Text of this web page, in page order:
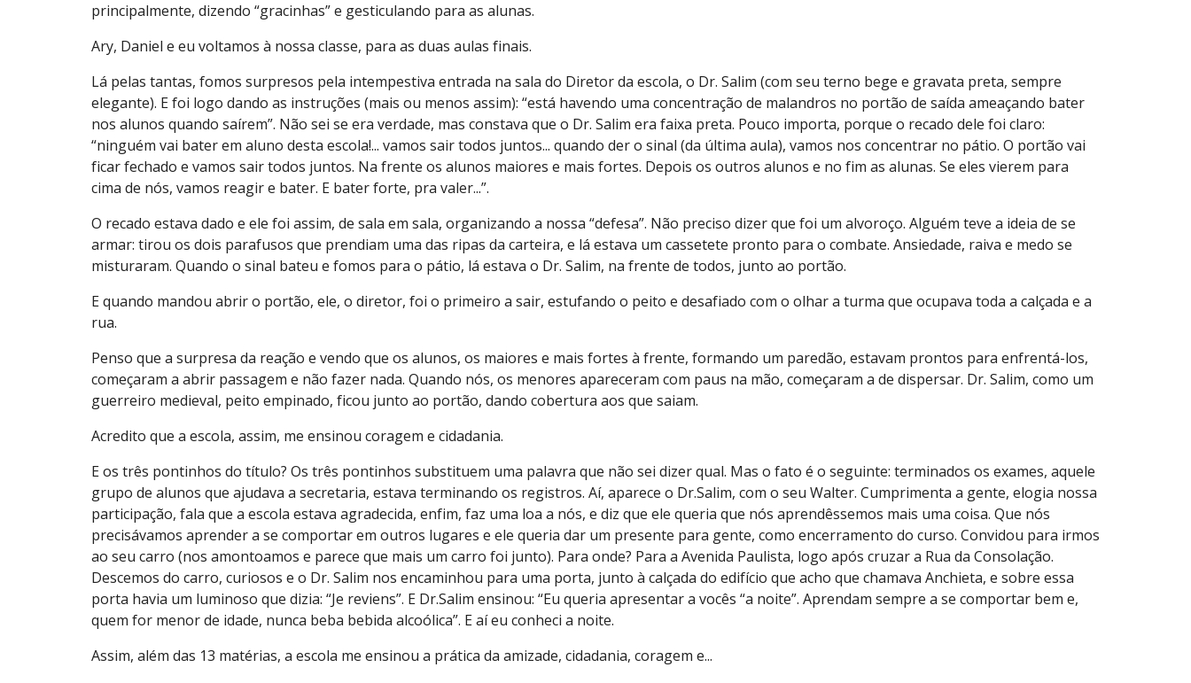
principalmente, dizendo “gracinhas” e gesticulando para as alunas.
Ary, Daniel e eu voltamos à nossa classe, para as duas aulas finais.
Lá pelas tantas, fomos surpresos pela intempestiva entrada na sala do Diretor da escola, o Dr. Salim (com seu terno bege e gravata preta, sempre
elegante). E foi logo dando as instruções (mais ou menos assim): “está havendo uma concentração de malandros no portão de saída ameaçando bater
nos alunos quando saírem”. Não sei se era verdade, mas constava que o Dr. Salim era faixa preta. Pouco importa, porque o recado dele foi claro:
“ninguém vai bater em aluno desta escola!... vamos sair todos juntos... quando der o sinal (da última aula), vamos nos concentrar no pátio. O portão vai
ficar fechado e vamos sair todos juntos. Na frente os alunos maiores e mais fortes. Depois os outros alunos e no fim as alunas. Se eles vierem para
cima de nós, vamos reagir e bater. E bater forte, pra valer...”.
O recado estava dado e ele foi assim, de sala em sala, organizando a nossa “defesa”. Não preciso dizer que foi um alvoroço. Alguém teve a ideia de se
armar: tirou os dois parafusos que prendiam uma das ripas da carteira, e lá estava um cassetete pronto para o combate. Ansiedade, raiva e medo se
misturaram. Quando o sinal bateu e fomos para o pátio, lá estava o Dr. Salim, na frente de todos, junto ao portão.
E quando mandou abrir o portão, ele, o diretor, foi o primeiro a sair, estufando o peito e desafiado com o olhar a turma que ocupava toda a calçada e a
rua.
Penso que a surpresa da reação e vendo que os alunos, os maiores e mais fortes à frente, formando um paredão, estavam prontos para enfrentá-los,
começaram a abrir passagem e não fazer nada. Quando nós, os menores apareceram com paus na mão, começaram a de dispersar. Dr. Salim, como um
guerreiro medieval, peito empinado, ficou junto ao portão, dando cobertura aos que saiam.
Acredito que a escola, assim, me ensinou coragem e cidadania.
E os três pontinhos do título? Os três pontinhos substituem uma palavra que não sei dizer qual. Mas o fato é o seguinte: terminados os exames, aquele
grupo de alunos que ajudava a secretaria, estava terminando os registros. Aí, aparece o Dr.Salim, com o seu Walter. Cumprimenta a gente, elogia nossa
participação, fala que a escola estava agradecida, enfim, faz uma loa a nós, e diz que ele queria que nós aprendêssemos mais uma coisa. Que nós
precisávamos aprender a se comportar em outros lugares e ele queria dar um presente para gente, como encerramento do curso. Convidou para irmos
ao seu carro (nos amontoamos e parece que mais um carro foi junto). Para onde? Para a Avenida Paulista, logo após cruzar a Rua da Consolação.
Descemos do carro, curiosos e o Dr. Salim nos encaminhou para uma porta, junto à calçada do edifício que acho que chamava Anchieta, e sobre essa
porta havia um luminoso que dizia: “Je reviens”. E Dr.Salim ensinou: “Eu queria apresentar a vocês “a noite”. Aprendam sempre a se comportar bem e,
quem for menor de idade, nunca beba bebida alcoólica”. E aí eu conheci a noite.
Assim, além das 13 matérias, a escola me ensinou a prática da amizade, cidadania, coragem e...